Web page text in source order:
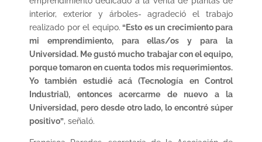
interior, exterior y árboles- agradeció el trabajo
realizado por el equipo. “Esto es un crecimiento para
mi emprendimiento, para ellas/os y para la
Universidad. Me gustó mucho trabajar con el equipo,
porque tomaron en cuenta todos mis requerimientos.
Yo también estudié acá (Tecnología en Control
Industrial), entonces acercarme de nuevo a la
Universidad, pero desde otro lado, lo encontré súper
positivo”, señaló.